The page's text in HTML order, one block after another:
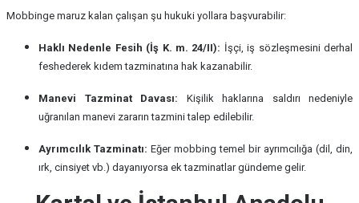
Mobbinge maruz kalan çalışan şu hukuki yollara başvurabilir:
Haklı Nedenle Fesih (İş K. m. 24/II): İşçi, iş sözleşmesini derhal
feshederek kıdem tazminatına hak kazanabilir.
Manevi Tazminat Davası: Kişilik haklarına saldırı nedeniyle
uğranılan manevi zararın tazmini talep edilebilir.
Ayrımcılık Tazminatı: Eğer mobbing temel bir ayrımcılığa (dil, din,
ırk, cinsiyet vb.) dayanıyorsa ek tazminatlar gündeme gelir.